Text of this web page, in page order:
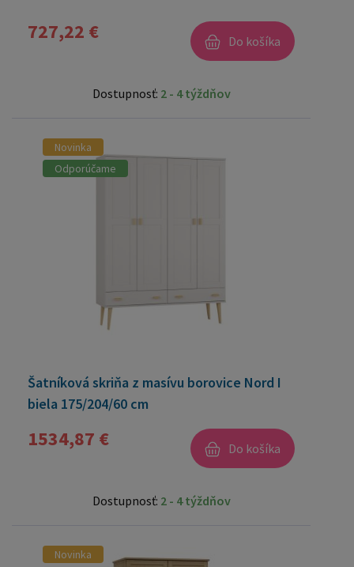
727,22 € Do košíka
Dostupnosť: 2 - 4 týždňov
Novinka
Odporúčame
Šatníková skriňa z masívu borovice Nord I
biela 175/204/60 cm
1534,87 € Do košíka
Dostupnosť: 2 - 4 týždňov
Novinka